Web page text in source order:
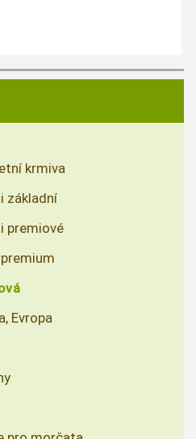
krmiva
základní
premiové
Evropa